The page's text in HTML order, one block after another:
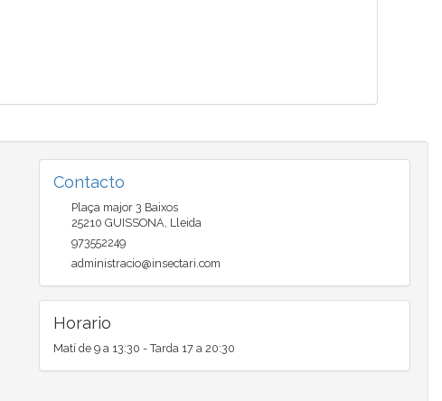
Contacto
Plaça major 3 Baixos
25210 GUISSONA, Lleida
973552249
administracio@insectari.com
Horario
Matí de 9 a 13:30 - Tarda 17 a 20:30